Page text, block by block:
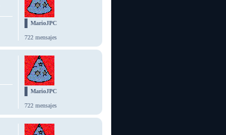
MarioJPC
722 mensajes
MarioJPC
722 mensajes